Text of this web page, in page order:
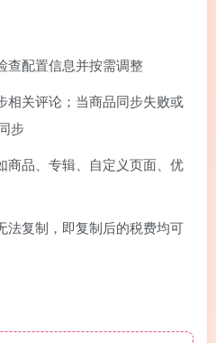
查配置信息并按需调整
相关评论；当商品同步失败或
步
商品、专辑、自定义页面、优
法复制，即复制后的税费均可